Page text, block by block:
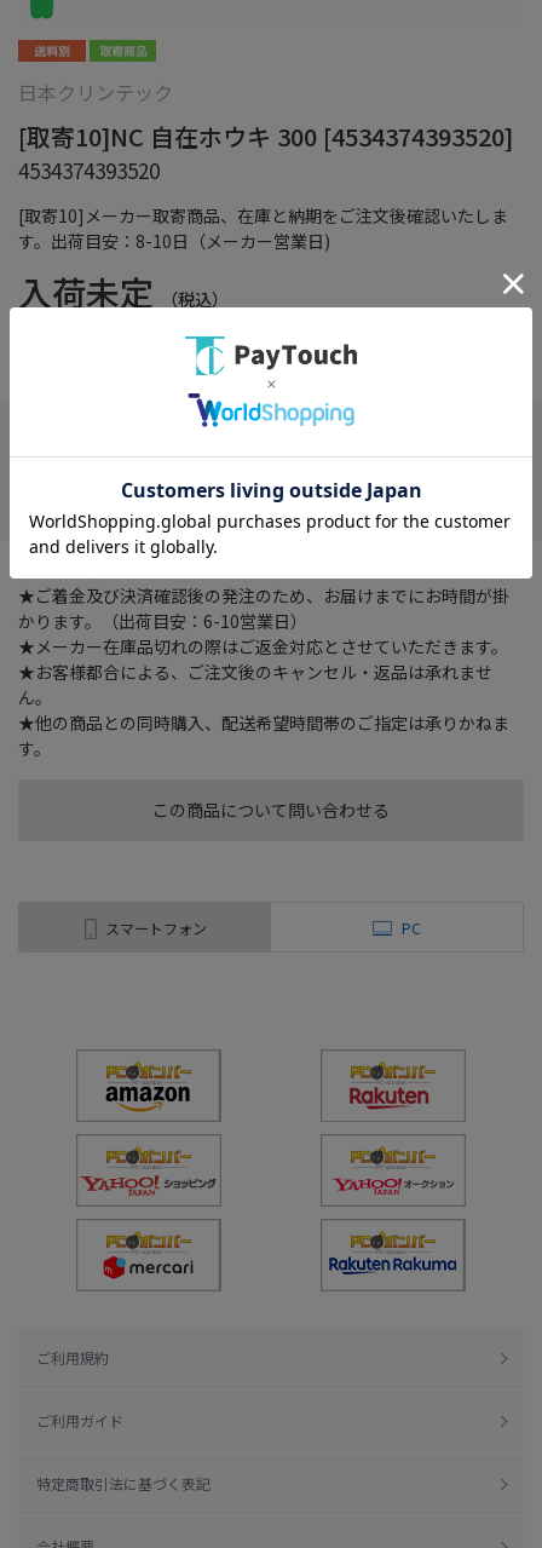
[取寄10]メーカー取寄商品、在庫と納期をご注文後確認いたしま
す。出荷目安：8-10日（メーカー営業日)
日本クリンテック
[取寄10]NC 自在ホウキ 300 [4534374393520]
4534374393520
入荷未定 （税込）
この商品について問い合わせる
在庫がありません
★ご着金及び決済確認後の発注のため、お届けまでにお時間が掛
かります。（出荷目安：6-10営業日）
★メーカー在庫品切れの際はご返金対応とさせていただきます。
★お客様都合による、ご注文後のキャンセル・返品は承れませ
ん。
★他の商品との同時購入、配送希望時間帯のご指定は承りかねま
す。
スマートフォン PC
ご利用規約
ご利用ガイド
特定商取引法に基づく表記